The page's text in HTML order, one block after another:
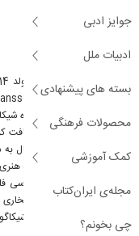
جوایز ادبی
ادبیات ملل
بسته های پیشنهادی
محصولات فرهنگی
کمک آموزشی
مجله‌ی ایران‌کتاب
چی بخونم؟
گروه فلسفه و کالج دانشگاه
در هارتفورد، کنتیکت
تدریس می کرد، جایی که
سال 2014 وی دکترای
همراه همسرش جوآن در